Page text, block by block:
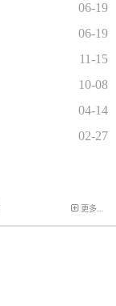
06-19
06-19
11-15
10-08
04-14
02-27
更多...